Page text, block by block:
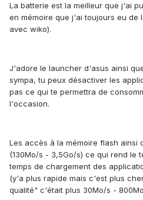
La batterie est la meilleur que j'ai
en mémoire que j'ai toujours eu de
avec wiko).
J'adore le launcher d'asus ainsi
sympa, tu peux désactiver les
pas ce qui te permettra de
l'occasion.
Les accès à la mémoire flash ainsi
(130Mo/s - 3,5Go/s) ce qui rend le
temps de chargement des
(y'a plus rapide mais c'est plus
qualité" c'était plus 30Mo/s -